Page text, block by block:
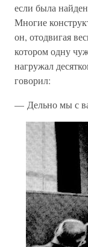
если была
Многие
он, отодвигая
котором одну
нагружал
говорил:
— Дельно мы с